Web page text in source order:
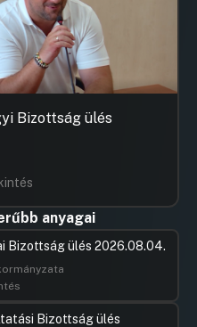
Bizottság ülés
anyagai
Bizottság ülés 2026.08.04.
Bizottság ülés